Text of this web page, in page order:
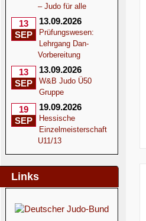
– Judo für alle
13
SEP
13.09.2026
Prüfungswesen:
Lehrgang Dan-
Vorbereitung
13
SEP
13.09.2026
W&B Judo Ü50
Gruppe
19
SEP
19.09.2026
Hessische
Einzelmeisterschaft
U11/13
Links